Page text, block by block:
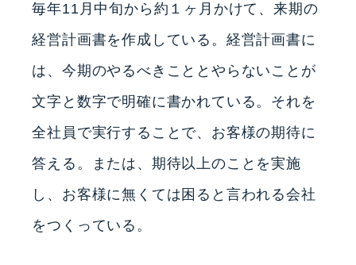
毎年11月中旬から約１ヶ月かけて、来期の
経営計画書を作成している。経営計画書に
は、今期のやるべきこととやらないことが
文字と数字で明確に書かれている。それを
全社員で実行することで、お客様の期待に
答える。または、期待以上のことを実施
し、お客様に無くては困ると言われる会社
をつくっている。